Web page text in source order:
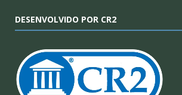
DESENVOLVIDO POR CR2